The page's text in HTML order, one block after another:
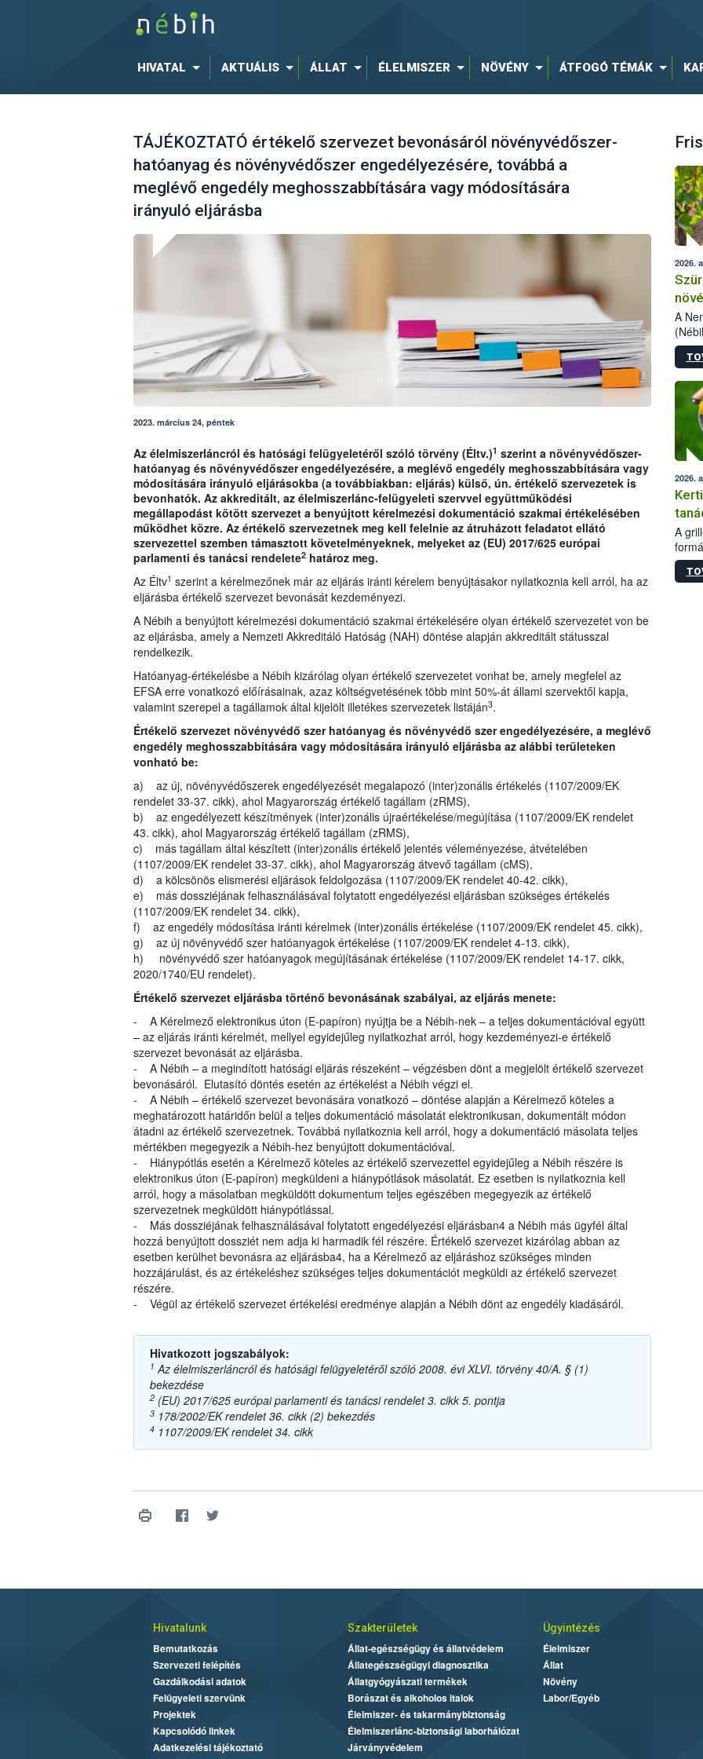
HIVATAL AKTUÁLIS ÁLLAT ÉLELMISZER NÖVÉNY ÁTFOGÓ TÉMÁK
TÁJÉKOZTATÓ értékelő szervezet bevonásáról növényvédőszer-
hatóanyag és növényvédőszer engedélyezésére, továbbá a
meglévő engedély meghosszabbítására vagy módosítására
irányuló eljárásba
2023. március 24, péntek
Az élelmiszerláncról és hatósági felügyeletéről szóló törvény (Éltv.)1 szerint a növényvédőszer-
hatóanyag és növényvédőszer engedélyezésére, a meglévő engedély meghosszabbítására vagy
módosítására irányuló eljárásokba (a továbbiakban: eljárás) külső, ún. értékelő szervezetek is
bevonhatók. Az akkreditált, az élelmiszerlánc-felügyeleti szervvel együttműködési
megállapodást kötött szervezet a benyújtott kérelmezési dokumentáció szakmai értékelésében
működhet közre. Az értékelő szervezetnek meg kell felelnie az átruházott feladatot ellátó
szervezettel szemben támasztott követelményeknek, melyeket az (EU) 2017/625 európai
parlamenti és tanácsi rendelete2határoz meg.
Az Éltv1 szerint a kérelmezőnek már az eljárás iránti kérelem benyújtásakor nyilatkoznia kell arról, ha az
eljárásba értékelő szervezet bevonását kezdeményezi.
A Nébih a benyújtott kérelmezési dokumentáció szakmai értékelésére olyan értékelő szervezetet von be
az eljárásba, amely a Nemzeti Akkreditáló Hatóság (NAH) döntése alapján akkreditált státusszal
rendelkezik.
Hatóanyag-értékelésbe a Nébih kizárólag olyan értékelő szervezetet vonhat be, amely megfelel az
EFSA erre vonatkozó előírásainak, azaz költségvetésének több mint 50%-át állami szervektől kapja,
valamint szerepel a tagállamok által kijelölt illetékes szervezetek listáján3.
Értékelő szervezet növényvédő szer hatóanyag és növényvédő szer engedélyezésére, a meglévő
engedély meghosszabbítására vagy módosítására irányuló eljárásba az alábbi területeken
vonható be:
a) az új, növényvédőszerek engedélyezését megalapozó (inter)zonális értékelés (1107/2009/EK
rendelet 33-37. cikk), ahol Magyarország értékelő tagállam (zRMS),
b) az engedélyezett készítmények (inter)zonális újraértékelése/megújítása (1107/2009/EK rendelet
43. cikk), ahol Magyarország értékelő tagállam (zRMS),
c) más tagállam által készített (inter)zonális értékelő jelentés véleményezése, átvételében
(1107/2009/EK rendelet 33-37. cikk), ahol Magyarország átvevő tagállam (cMS),
d) a kölcsönös elismerési eljárások feldolgozása (1107/2009/EK rendelet 40-42. cikk),
e) más dossziéjának felhasználásával folytatott engedélyezési eljárásban szükséges értékelés
(1107/2009/EK rendelet 34. cikk),
f) az engedély módosítása iránti kérelmek (inter)zonális értékelése (1107/2009/EK rendelet 45. cikk),
g) az új növényvédő szer hatóanyagok értékelése (1107/2009/EK rendelet 4-13. cikk),
h) növényvédő szer hatóanyagok megújításának értékelése (1107/2009/EK rendelet 14-17. cikk,
2020/1740/EU rendelet).
Értékelő szervezet eljárásba történő bevonásának szabályai, az eljárás menete:
- A Kérelmező elektronikus úton (E-papíron) nyújtja be a Nébih-nek – a teljes dokumentációval együtt
– az eljárás iránti kérelmét, mellyel egyidejűleg nyilatkozhat arról, hogy kezdeményezi-e értékelő
szervezet bevonását az eljárásba.
- A Nébih – a megindított hatósági eljárás részeként – végzésben dönt a megjelölt értékelő szervezet
bevonásáról. Elutasító döntés esetén az értékelést a Nébih végzi el.
- A Nébih – értékelő szervezet bevonására vonatkozó – döntése alapján a Kérelmező köteles a
meghatározott határidőn belül a teljes dokumentáció másolatát elektronikusan, dokumentált módon
átadni az értékelő szervezetnek. Továbbá nyilatkoznia kell arról, hogy a dokumentáció másolata teljes
mértékben megegyezik a Nébih-hez benyújtott dokumentációval.
- Hiánypótlás esetén a Kérelmező köteles az értékelő szervezettel egyidejűleg a Nébih részére is
elektronikus úton (E-papíron) megküldeni a hiánypótlások másolatát. Ez esetben is nyilatkoznia kell
arról, hogy a másolatban megküldött dokumentum teljes egészében megegyezik az értékelő
szervezetnek megküldött hiánypótlással.
- Más dossziéjának felhasználásával folytatott engedélyezési eljárásban4 a Nébih más ügyfél által
hozzá benyújtott dossziét nem adja ki harmadik fél részére. Értékelő szervezet kizárólag abban az
esetben kerülhet bevonásra az eljárásba4, ha a Kérelmező az eljáráshoz szükséges minden
hozzájárulást, és az értékeléshez szükséges teljes dokumentációt megküldi az értékelő szervezet
részére.
- Végül az értékelő szervezet értékelési eredménye alapján a Nébih dönt az engedély kiadásáról.
Hivatkozott jogszabályok:
1 Az élelmiszerláncról és hatósági felügyeletéről szóló 2008. évi XLVI. törvény 40/A. § (1)
bekezdése
2(EU) 2017/625 európai parlamenti és tanácsi rendelet 3. cikk 5. pontja
3178/2002/EK rendelet 36. cikk (2) bekezdés
41107/2009/EK rendelet 34. cikk
2026.
A
Az
2026.
A
Hivatalunk
Bemutatkozás
Szervezeti felépítés
Gazdálkodási adatok
Felügyeleti szervünk
Projektek
Kapcsolódó linkek
Adatkezelési tájékoztató
Szakterületek
Állat-egészségügy és állatvédelem
Állategészségügyi diagnosztika
Állatgyógyászati termékek
Borászat és alkoholos italok
Élelmiszer- és takarmánybiztonság
Élelmiszerlánc-biztonsági laborhálózat
Járványvédelem
Ügyintézés
Élelmiszer
Állat
Növény
Labor/Egyéb